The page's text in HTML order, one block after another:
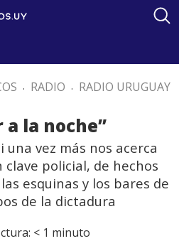
. RADIO . RADIO URUGUAY
a la noche”
vez más nos acerca
policial, de hechos
esquinas y los bares de
de la dictadura
< 1 minuto